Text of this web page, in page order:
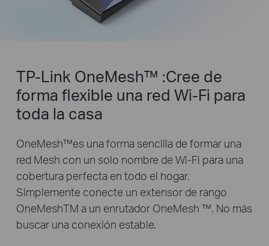
TP-Link OneMesh™ :Cree de
forma flexible una red Wi-Fi para
toda la casa
OneMesh™es una forma sencilla de formar una
red Mesh con un solo nombre de Wi-Fi para una
cobertura perfecta en todo el hogar.
Simplemente conecte un extensor de rango
OneMeshTM a un enrutador OneMesh ™. No más
buscar una conexión estable.